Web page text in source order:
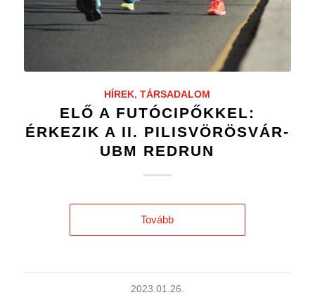
HÍREK,TÁRSADALOM
ELŐ A FUTÓCIPŐKKEL:
ÉRKEZIK A II. PILISVÖRÖSVÁR-
UBM REDRUN
Tovább
2023.01.26.